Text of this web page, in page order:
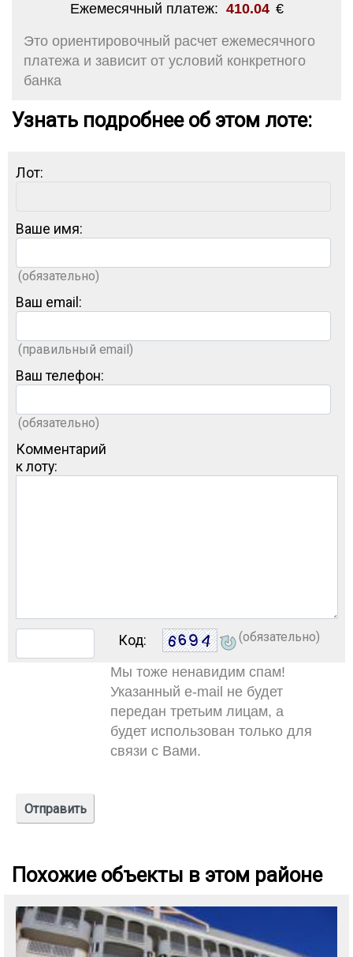
Ежемесячный платеж: 410.04 €
Это ориентировочный расчет ежемесячного
платежа и зависит от условий конкретного
банка
Узнать подробнее об этом лоте:
Лот:
Ваше имя:
(обязательно)
Ваш email:
(правильный email)
Ваш телефон:
(обязательно)
Комментарий
к лоту:
Код: (обязательно)
Мы тоже ненавидим спам!
Указанный e-mail не будет
передан третьим лицам, а
будет использован только для
связи с Вами.
Похожие объекты в этом районе